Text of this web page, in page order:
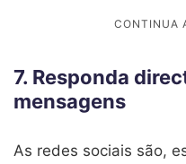
7. Responda
mensagens
As redes sociais são,